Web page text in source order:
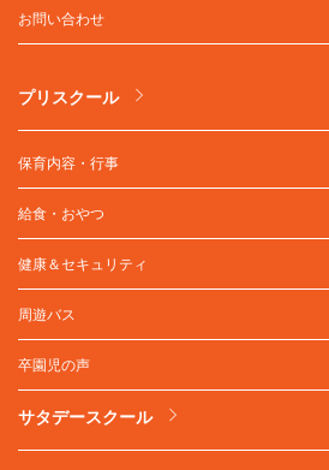
お問い合わせ
プリスクール
保育内容・行事
給食・おやつ
健康＆セキュリティ
周遊バス
卒園児の声
サタデースクール